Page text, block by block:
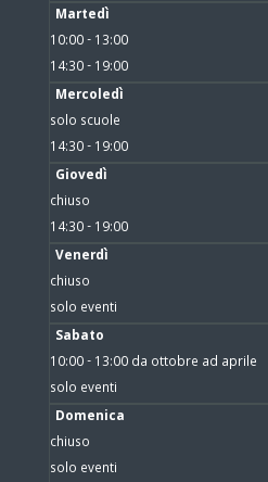
Martedì
10:00 - 13:00
14:30 - 19:00
Mercoledì
solo scuole
14:30 - 19:00
Giovedì
chiuso
14:30 - 19:00
Venerdì
chiuso
solo eventi
Sabato
10:00 - 13:00 da ottobre ad aprile
solo eventi
Domenica
chiuso
solo eventi